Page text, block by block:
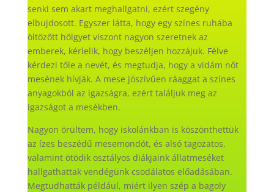
senki sem akart meghallgatni, ezért szegény
elbujdosott. Egyszer látta, hogy egy színes ruhába
öltözött hölgyet viszont nagyon szeretnek az
emberek, kérlelik, hogy beszéljen hozzájuk. Félve
kérdezi tőle a nevét, és megtudja, hogy a vidám nőt
mesének hívják. A mese jószívűen ráaggat a színes
anyagokból az igazságra, ezért találjuk meg az
igazságot a mesékben.
Nagyon örültem, hogy iskolánkban is köszönthettük
az ízes beszédű mesemondót, és alsó tagozatos,
valamint ötödik osztályos diákjaink állatmeséket
hallgathattak vendégünk csodálatos előadásában.
Megtudhatták például, miért ilyen szép a bagoly